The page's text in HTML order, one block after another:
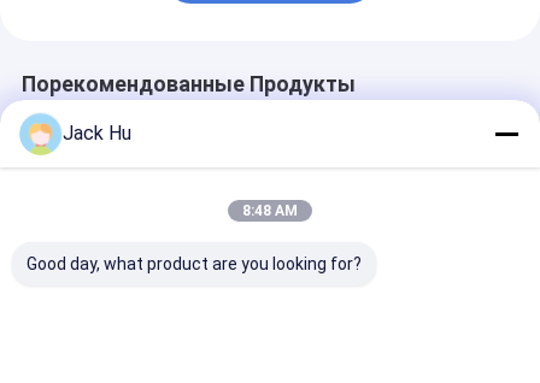
Порекомендованные Продукты
Jack Hu
8:48 AM
Good day, what product are you looking for?